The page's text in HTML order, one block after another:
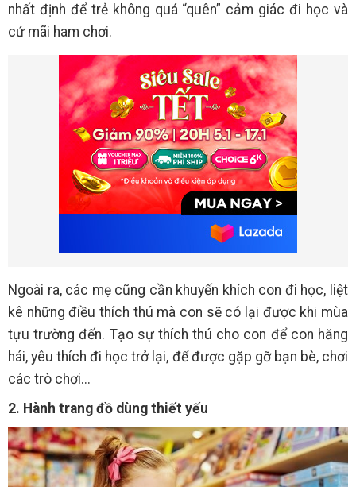
nhất định để trẻ không quá “quên” cảm giác đi học và
cứ mãi ham chơi.
Ngoài ra, các mẹ cũng cần khuyến khích con đi học, liệt
kê những điều thích thú mà con sẽ có lại được khi mùa
tựu trường đến. Tạo sự thích thú cho con để con hăng
hái, yêu thích đi học trở lại, để được gặp gỡ bạn bè, chơi
các trò chơi...
2. Hành trang đồ dùng thiết yếu